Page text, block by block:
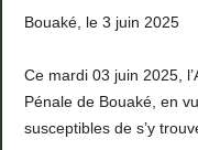
Bouaké, le 3 juin 2025
Ce mardi 03 juin 2025,
Pénale de Bouaké, en
susceptibles de s’y